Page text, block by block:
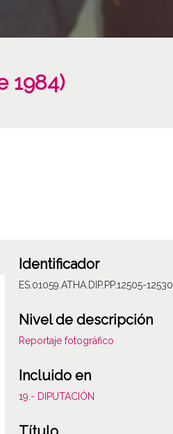
1984)
Identificador
ES.01059.ATHA.DIP.PP.12505-12530
Nivel de descripción
Reportaje fotográfico
Incluido en
19.- DIPUTACIÓN